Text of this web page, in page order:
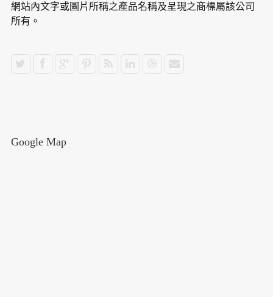
網站內文字或圖片所稱之產品名稱及呈現之商標屬該公司
所有。
Google Map